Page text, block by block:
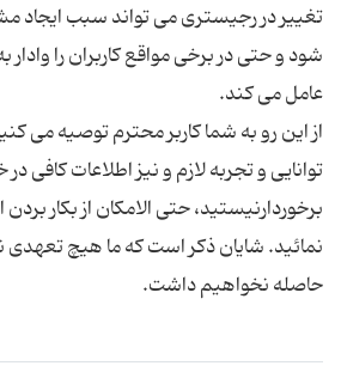
تغییر در رجیستری می تواند سبب ایجاد
شود و حتی در برخی مواقع کاربران را
عامل می کند.
از این رو به شما کاربر محترم توصیه می
توانایی و تجربه لازم و نیز اطلاعات کافی
برخوردارنیستید، حتی الامکان از بکار
نمائید. شایان ذکر است که ما هیچ
حاصله نخواهیم داشت.